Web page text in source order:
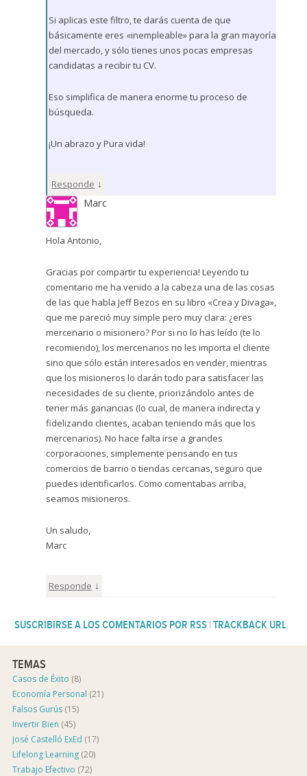
Si aplicas este filtro, te darás cuenta de que
básicamente eres «inempleable» para la gran mayoría
del mercado, y sólo tienes unos pocas empresas
candidatas a recibir tu CV.
Eso simplifica de manera enorme tu proceso de
búsqueda.
¡Un abrazo y Pura vida!
Responde ↓
Marc
Hola Antonio,
Gracias por compartir tu experiencia! Leyendo tu
comentario me ha venido a la cabeza una de las cosas
de las que habla Jeff Bezos en su libro «Crea y Divaga»,
que me pareció muy simple pero muy clara: ¿eres
mercenario o misionero? Por si no lo has leído (te lo
recomiendo), los mercenarios no les importa el cliente
sino que sólo están interesados en vender, mientras
que los misioneros lo darán todo para satisfacer las
necesidades de su cliente, priorizándolo antes de
tener más ganancias (lo cual, de manera indirecta y
fidelizando clientes, acaban teniendo más que los
mercenarios). No hace falta irse a grandes
corporaciones, simplemente pensando en tus
comercios de barrio o tiendas cercanas, seguro que
puedes identificarlos. Como comentabas arriba,
seamos misioneros.
Un saludo,
Marc
Responde ↓
SUSCRIBIRSE A LOS COMENTARIOS POR RSS | TRACKBACK URL
TEMAS
Casos de Éxito (8)
Economía Personal (21)
Falsos Gurús (15)
Invertir Bien (45)
José Castelló ExEd (17)
Lifelong Learning (20)
Trabajo Efectivo (72)